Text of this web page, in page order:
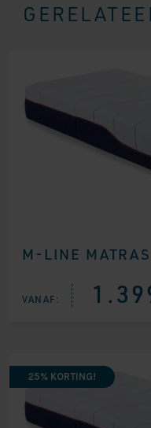
M-LINE
VANAF:
25% KORTING!